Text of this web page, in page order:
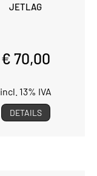
JETLAG
€ 70,00
incl. 13% IVA
DETAILS